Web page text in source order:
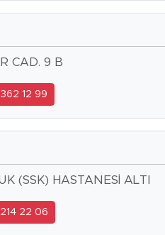
CAD. 9 B
12 99
(SSK) HASTANESİ ALTI
22 06